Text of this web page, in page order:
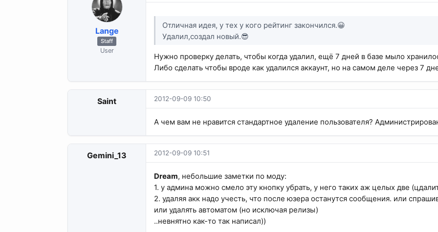
Lange
Staff
User
Отличная идея, у тех у кого рейтинг закончился.😀
Удалил,создал новый.😎
Нужно проверку делать, чтобы когда удалил, ещё 7 дней в базе мыло
Либо сделать чтобы вроде как удалился аккаунт, но на самом деле через 7
Saint 2012-09-09 10:50
А чем вам не нравится стандартное удаление пользователя?
Gemini_13 2012-09-09 10:51
Dream, небольшие заметки по моду:
1. у админа можно смело эту кнопку убрать, у него таких аж целых две
2. удаляя акк надо учесть, что после юзера останутся сообщения. или
или удалять автоматом (но исключая релизы)
..невнятно как-то так написал))